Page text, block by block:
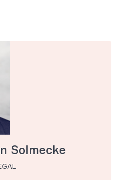
Solmecke